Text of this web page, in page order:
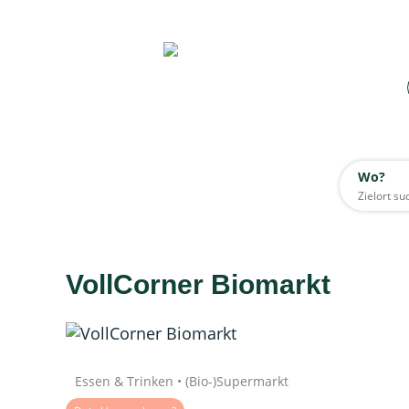
Wo?
Wo?
Daten werden geladen
VollCorner Biomarkt
Essen & Trinken • (Bio-)Supermarkt